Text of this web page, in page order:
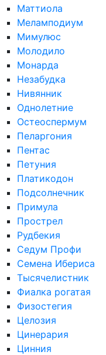
Маттиола
Меламподиум
Мимулюс
Молодило
Монарда
Незабудка
Нивянник
Однолетние
Остеоспермум
Пеларгония
Пентас
Петуния
Платикодон
Подсолнечник
Примула
Прострел
Рудбекия
Седум Профи
Семена Ибериса
Тысячелистник
Фиалка рогатая
Физостегия
Целозия
Цинерария
Цинния